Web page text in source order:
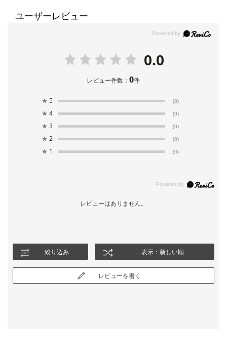
ユーザーレビュー
0.0
レビュー件数：0件
★ 5 (0)
★ 4 (0)
★ 3 (0)
★ 2 (0)
★ 1 (0)
レビューはありません。
絞り込み 表示：新しい順
レビューを書く